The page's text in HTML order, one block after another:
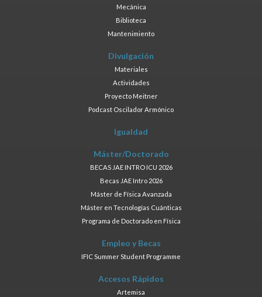
Mecánica
Biblioteca
Mantenimiento
Divulgación
Materiales
Actividades
Proyecto Meitner
Podcast Oscilador Armónico
Igualdad
Máster/Doctorado
BECAS JAE INTRO ICU 2026
Becas JAE Intro 2026
Máster de Física Avanzada
Máster en Tecnologías Cuánticas
Programa de Doctorado en Física
Empleo y Becas
IFIC Summer Student Programme
Accesos Rápidos
Artemisa